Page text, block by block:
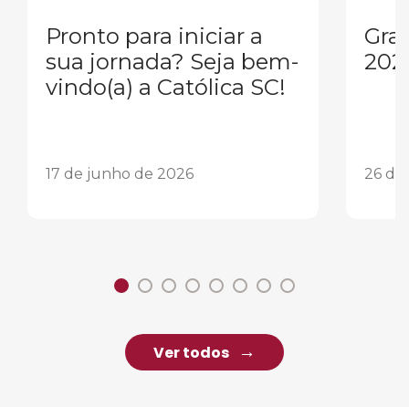
Pronto para iniciar a
sua jornada? Seja bem-
vindo(a) a Católica SC!
17 de junho de 2026 26 de
Ver todos